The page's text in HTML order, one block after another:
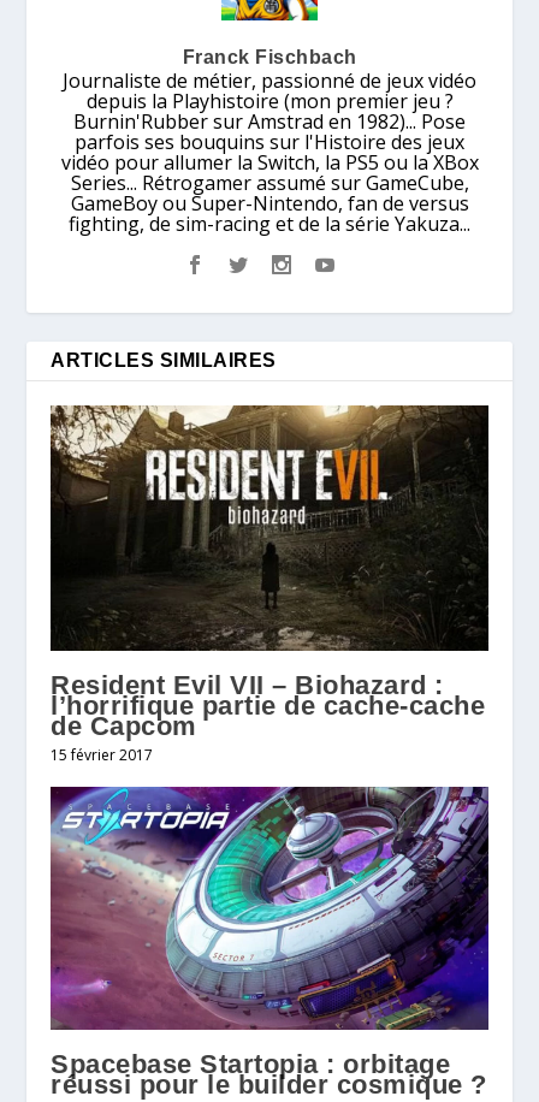
Franck Fischbach
Journaliste de métier, passionné de jeux vidéo
depuis la Playhistoire (mon premier jeu ?
Burnin'Rubber sur Amstrad en 1982)... Pose
parfois ses bouquins sur l'Histoire des jeux
vidéo pour allumer la Switch, la PS5 ou la XBox
Series... Rétrogamer assumé sur GameCube,
GameBoy ou Super-Nintendo, fan de versus
fighting, de sim-racing et de la série Yakuza...
ARTICLES SIMILAIRES
Resident Evil VII – Biohazard :
l’horrifique partie de cache-cache
de Capcom
15 février 2017
Spacebase Startopia : orbitage
réussi pour le builder cosmique ?